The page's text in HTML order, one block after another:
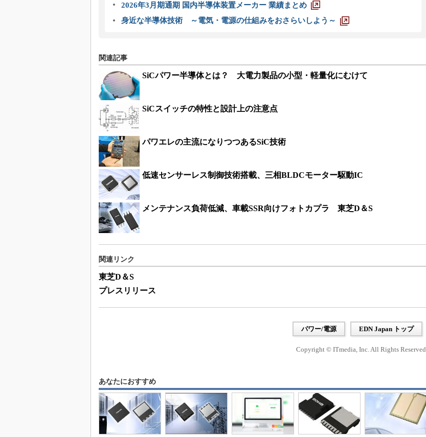
2026年3月期通期 国内半導体装置メーカー 業績まとめ
身近な半導体技術 ～電気・電源の仕組みをおさらいしよう～
関連記事
SiCパワー半導体とは？ 大電力製品の小型・軽量化にむけて
SiCスイッチの特性と設計上の注意点
パワエレの主流になりつつあるSiC技術
低速センサーレス制御技術搭載、三相BLDCモーター駆動IC
メンテナンス負荷低減、車載SSR向けフォトカプラ 東芝D＆S
関連リンク
東芝D＆S
プレスリリース
パワー/電源 EDN Japan トップ
Copyright © ITmedia, Inc. All Rights Reserved.
あなたにおすすめ